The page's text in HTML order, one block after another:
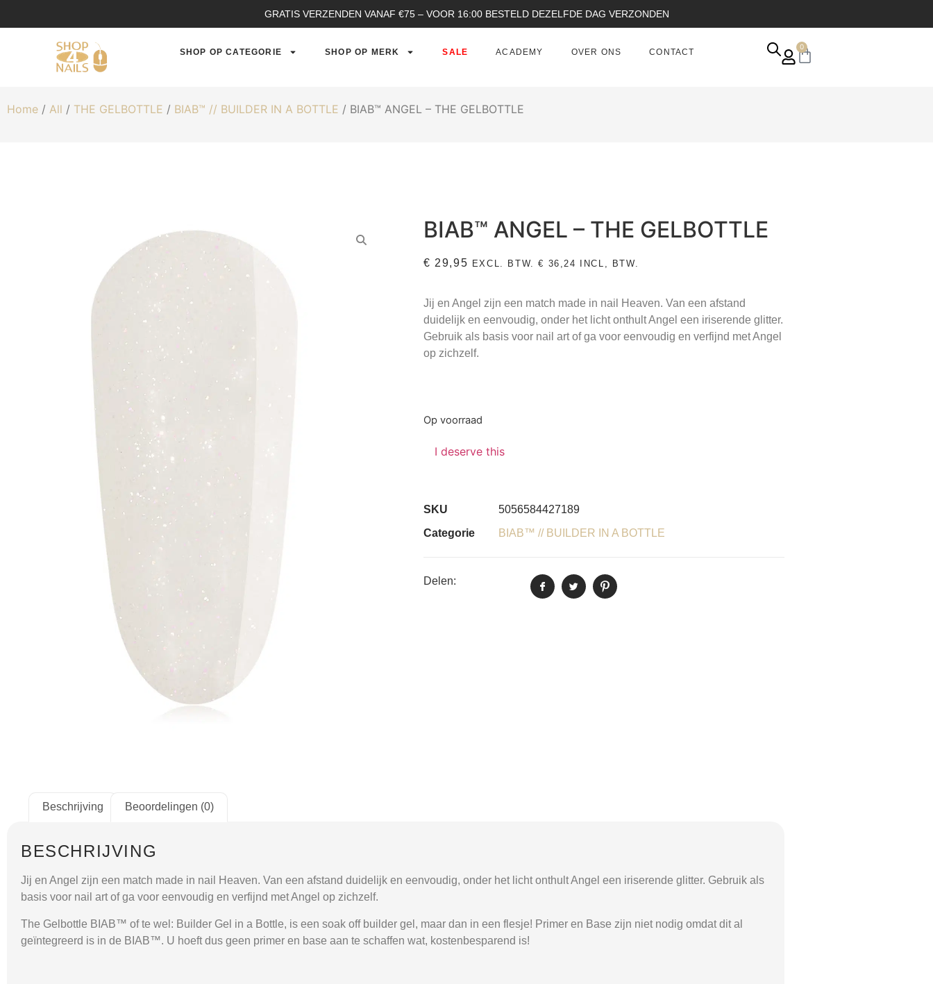
GRATIS VERZENDEN VANAF €75 – VOOR 16:00 BESTELD DEZELFDE DAG VERZONDEN
SHOP OP CATEGORIE SHOP OP MERK SALE ACADEMY OVER ONS CONTACT
0
Home / All / THE GELBOTTLE / BIAB™ // BUILDER IN A BOTTLE / BIAB™ ANGEL – THE GELBOTTLE
BIAB™ ANGEL – THE GELBOTTLE
€ 29,95 EXCL. BTW.€ 36,24 INCL, BTW.
Jij en Angel zijn een match made in nail Heaven. Van een afstand
duidelijk en eenvoudig, onder het licht onthult Angel een iriserende glitter.
Gebruik als basis voor nail art of ga voor eenvoudig en verfijnd met Angel
op zichzelf.
Op voorraad
I deserve this
SKU
5056584427189
Categorie
BIAB™ // BUILDER IN A BOTTLE
Delen:
Beschrijving Beoordelingen (0)
BESCHRIJVING
Jij en Angel zijn een match made in nail Heaven. Van een afstand duidelijk en eenvoudig, onder het licht onthult Angel een iriserende glitter. Gebruik als
basis voor nail art of ga voor eenvoudig en verfijnd met Angel op zichzelf.
The Gelbottle BIAB™ of te wel: Builder Gel in a Bottle, is een soak off builder gel, maar dan in een flesje! Primer en Base zijn niet nodig omdat dit al
geïntegreerd is in de BIAB™. U hoeft dus geen primer en base aan te schaffen wat, kostenbesparend is!